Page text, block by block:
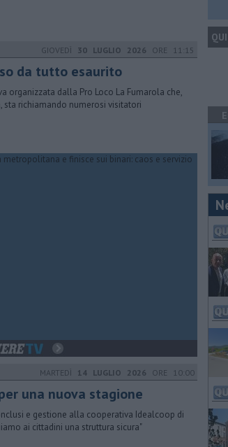
GIOVEDÌ 30 LUGLIO 2026 ORE 11:15
da tutto esaurito
organizzata dalla Pro Loco La Fumarola che,
sta richiamando numerosi visitatori
MARTEDÌ 14 LUGLIO 2026 ORE 10:00
una nuova stagione
e gestione alla cooperativa Idealcoop di
ai cittadini una struttura sicura"
QUI